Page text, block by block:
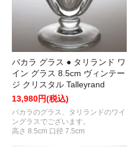
バカラ グラス ● タリランド ワ
イン グラス 8.5cm ヴィンテー
ジ クリスタル Talleyrand
13,980円(税込)
バカラのグラス、タリランドのワイ
ングラスでございます。
高さ 8.5cm 口径 7.5cm